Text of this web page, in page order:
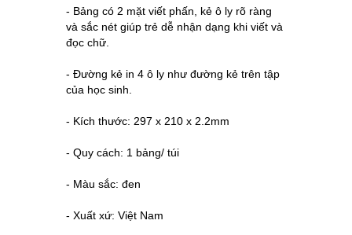
- Bảng có 2 mặt viết phấn, kẻ ô ly rõ ràng
và sắc nét giúp trẻ dễ nhận dạng khi viết và
đọc chữ.
- Đường kẻ in 4 ô ly như đường kẻ trên tập
của học sinh.
- Kích thước: 297 x 210 x 2.2mm
- Quy cách: 1 bảng/ túi
- Màu sắc: đen
- Xuất xứ: Việt Nam